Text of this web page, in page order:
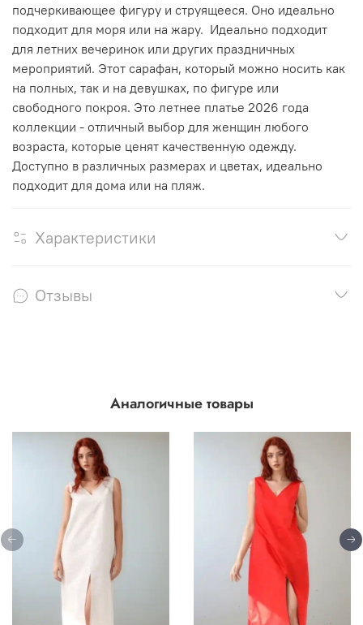
подчеркивающее фигуру и струящееся. Оно идеально
подходит для моря или на жару. Идеально подходит
для летних вечеринок или других праздничных
мероприятий. Этот сарафан, который можно носить как
на полных, так и на девушках, по фигуре или
свободного покроя. Это летнее платье 2026 года
коллекции - отличный выбор для женщин любого
возраста, которые ценят качественную одежду.
Доступно в различных размерах и цветах, идеально
подходит для дома или на пляж.
Характеристики
Отзывы
Аналогичные товары